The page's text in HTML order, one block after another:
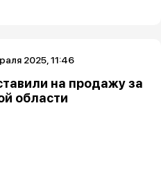
2025, 11:46
на продажу за
области